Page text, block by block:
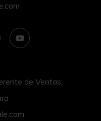
de Ventas: